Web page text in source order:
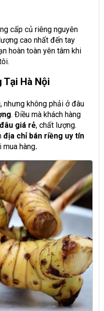
cấp củ riêng nguyên
cao nhất đến tay
hoàn toàn yên tâm khi
Hà Nội
nhưng không phải ở đâu
. Điều mà khách hàng
giá rẻ, chất lượng.
địa chỉ bán riềng uy tín
mua hàng.